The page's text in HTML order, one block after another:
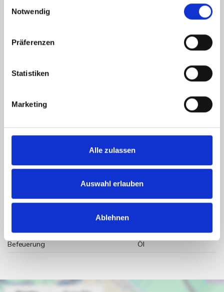
Notwendig
Präferenzen
Statistiken
Marketing
Alle zulassen
Auswahl erlauben
Ablehnen
Energieausweis Ausstelldatum
2026-02-10
Energieausweis Jahrgang
Befeuerung
Öl